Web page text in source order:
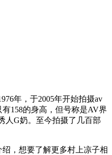
年，于2005年开始拍摄av
158的身高，但号称是AV界
人G奶。至今拍摄了几百部
，想要了解更多村上凉子相